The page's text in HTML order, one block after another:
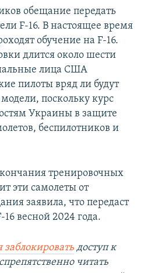
обещание передать
F-16. В настоящее время
обучение на F-16.
длится около шести
лица США
пилоты вряд ли будут
поскольку курс
Украины в защите
беспилотников и
тренировочных
эти самолеты от
заявила, что передаст
весной 2024 года.
заблокировать доступ к
читать